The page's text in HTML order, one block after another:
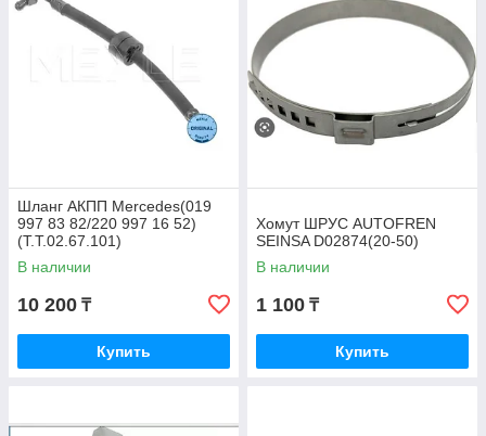
Шланг АКПП Mercedes(019
997 83 82/220 997 16 52)
(T.T.02.67.101)
В наличии
10 200 ₸
Купить
Хомут ШРУС AUTOFREN
SEINSA D02874(20-50)
В наличии
1 100 ₸
Купить